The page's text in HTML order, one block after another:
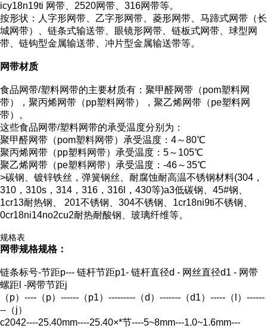
icy18n19ti 网带、2520网带、316网带等。
按形状：人字形网带、乙字形网带、菱形网带、马蹄式网带（长
城网带）、链条式输送带、眼镜形网带、链板式网带、球型网
带、链钩型金属输送带、冲片型金属输送带等。
网带材质
食品网带/塑料网带的主要材质有：聚甲醛网带（pom塑料网
带），聚丙烯网带（pp塑料网带），聚乙烯网带（pe塑料网
带）。
这些食品网带/塑料网带的承受温度分别为：
聚甲醛网带（pom塑料网带）承受温度：4～80℃
聚丙烯网带（pp塑料网带）承受温度：5～105℃
聚乙烯网带（pe塑料网带）承受温度：-46～35℃
>碳钢、镀锌铁丝，弹簧钢丝、耐腐蚀耐高温不锈钢材料(304，
310，310s，314，316，316l，430等)a3低碳钢、45#钢、
1cr13耐热钢、 201不锈钢、304不锈钢、1cr18ni9ti不锈钢、
0cr18ni14no2cu2耐热耐酸钢、玻璃纤维等。
规格表
网带规格规格：
链条标号-节距p--- 链杆节距p1- 链杆直径d - 网丝直径d1 - 网带
螺距l -网带节距j
（p）----（p）------（p1）---------（d）-------（d1）-----（l）------
--（j）
c2042----25.40mm----25.40×*节----5~8mm---1.0~1.6mm---